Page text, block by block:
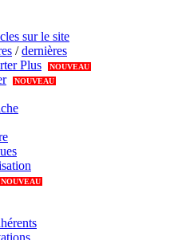
sur le site
/dernières
Plus
NOUVEAU
NOUVEAU
NOUVEAU